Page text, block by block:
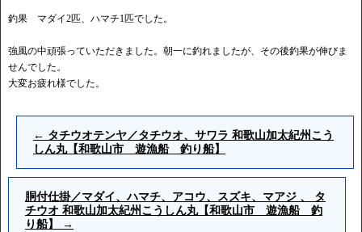
釣果 マダイ2匹、ハマチ1匹でした。
強風の中頑張っていただきました。朝一に釣れましたが、その後釣果が伸びま
せんでした。
大変お疲れ様でした。
← タチウオテンヤ／タチウオ、サワラ 和歌山加太紀州こう
しん丸【和歌山市 遊漁船 釣り船】
胴付仕掛／マダイ、ハマチ、アコウ、スズキ、マアジ 、 タ
チウオ 和歌山加太紀州こうしん丸【和歌山市 遊漁船 釣
り船】
→